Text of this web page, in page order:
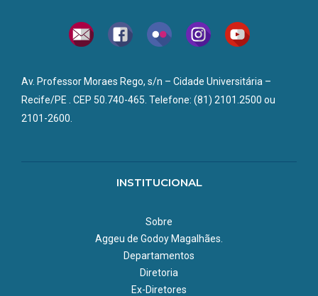
Av. Professor Moraes Rego, s/n – Cidade Universitária –
Recife/PE . CEP 50.740-465. Telefone: (81) 2101.2500 ou
2101-2600.
INSTITUCIONAL
Sobre
Aggeu de Godoy Magalhães.
Departamentos
Diretoria
Ex-Diretores